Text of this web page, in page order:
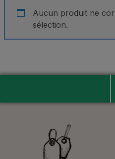
Aucun produit ne
sélection.